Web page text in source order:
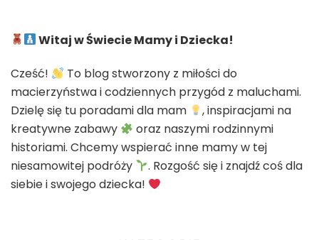
Witaj w Świecie Mamy i Dziecka!
Cześć!
To blog stworzony z miłości do
macierzyństwa i codziennych przygód z maluchami.
Dzielę się tu poradami dla mam
, inspiracjami na
kreatywne zabawy
oraz naszymi rodzinnymi
historiami. Chcemy wspierać inne mamy w tej
niesamowitej podróży
. Rozgość się i znajdź coś dla
siebie i swojego dziecka!